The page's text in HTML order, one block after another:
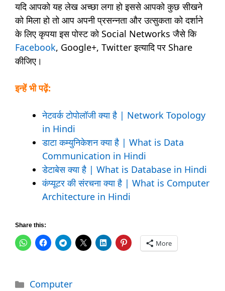
यदि आपको यह लेख अच्छा लगा हो इससे आपको कुछ सीखने
को मिला हो तो आप अपनी प्रसन्नता और उत्सुकता को दर्शाने
के लिए कृपया इस पोस्ट को Social Networks जैसे कि
Facebook, Google+, Twitter इत्यादि पर Share
कीजिए।
इन्हें भी पढ़ें:
नेटवर्क टोपोलॉजी क्या है | Network Topology
in Hindi
डाटा कम्युनिकेशन क्या है | What is Data
Communication in Hindi
डेटाबेस क्या है | What is Database in Hindi
कंप्यूटर की संरचना क्या है | What is Computer
Architecture in Hindi
Share this:
More
Categories
Computer